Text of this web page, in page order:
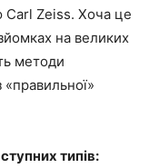
Carl Zeiss. Хоча це
на великих
методи
«правильної»
типів: